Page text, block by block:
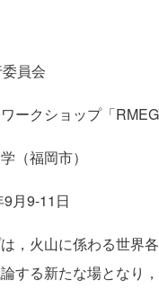
員会
ークショップ「
福岡市）
月9-11日
，火山に係わる世界
する新たな場となり